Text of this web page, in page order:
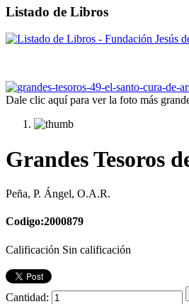
Listado de Libros
Dale clic aquí para ver la foto más
Grandes Tesoros
Peña, P. Ángel, O.A.R.
Codigo:2000879
Calificación Sin calificación
Cantidad: